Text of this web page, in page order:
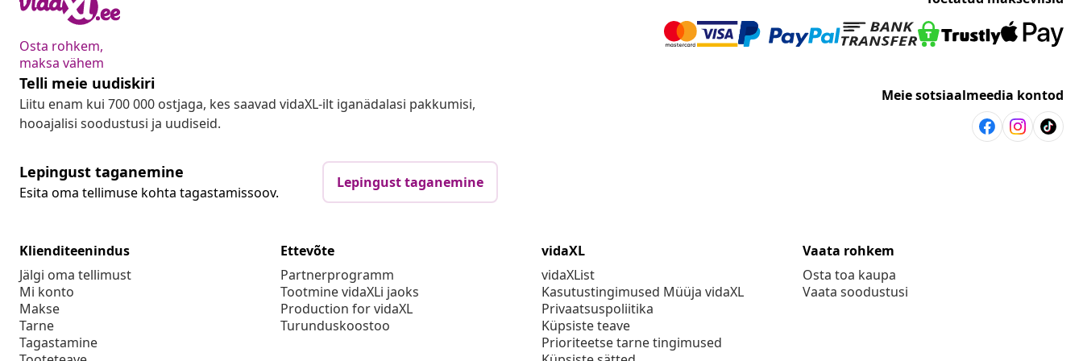
Osta rohkem,
maksa vähem
Telli meie uudiskiri
Liitu enam kui 700 000 ostjaga, kes saavad vidaXL-ilt iganädalasi pakkumisi,
hooajalisi soodustusi ja uudiseid.
Meie sotsiaalmeedia kontod
Lepingust taganemine
Esita oma tellimuse kohta tagastamissoov.
Lepingust taganemine
Klienditeenindus
Jälgi oma tellimust
Mi konto
Makse
Tarne
Tagastamine
Ettevõte
Partnerprogramm
Tootmine vidaXLi jaoks
Production for vidaXL
Turunduskoostoo
vidaXL
vidaXList
Kasutustingimused Müüja vidaXL
Privaatsuspoliitika
Küpsiste teave
Prioriteetse tarne tingimused
Vaata rohkem
Osta toa kaupa
Vaata soodustusi